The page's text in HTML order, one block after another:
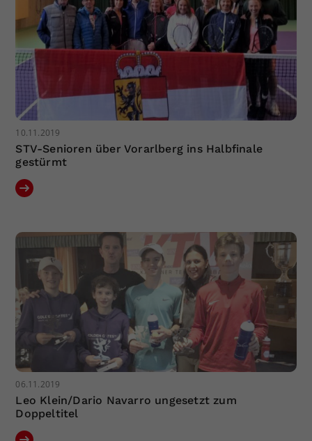
10.11.2019
STV-Senioren über Vorarlberg ins Halbfinale
gestürmt
06.11.2019
Leo Klein/Dario Navarro ungesetzt zum
Doppeltitel